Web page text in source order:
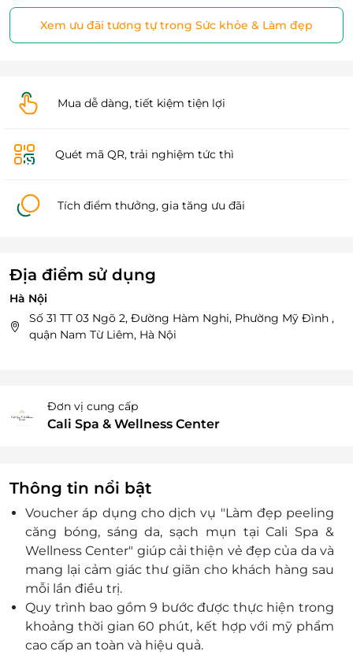
Xem ưu đãi tương tự trong Sức khỏe & Làm đẹp
Mua dễ dàng, tiết kiệm tiện lợi
Quét mã QR, trải nghiệm tức thì
Tích điểm thưởng, gia tăng ưu đãi
Địa điểm sử dụng
Hà Nội
Số 31 TT 03 Ngõ 2, Đường Hàm Nghi, Phường Mỹ Đình ,
quận Nam Từ Liêm, Hà Nội
Đơn vị cung cấp
Cali Spa & Wellness Center
Thông tin nổi bật
Voucher áp dụng cho dịch vụ "Làm đẹp peeling
căng bóng, sáng da, sạch mụn tại Cali Spa &
Wellness Center" giúp cải thiện vẻ đẹp của da và
mang lại cảm giác thư giãn cho khách hàng sau
mỗi lần điều trị.
Quy trình bao gồm 9 bước được thực hiện trong
khoảng thời gian 60 phút, kết hợp với mỹ phẩm
cao cấp an toàn và hiệu quả.